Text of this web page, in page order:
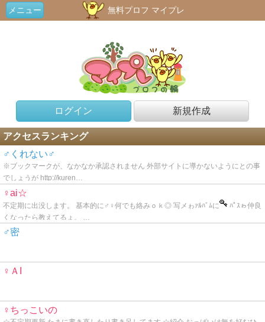
メニュー 無料プロフ マイプレ
ログイン 新規作成
アクセスランキング
♂くれない♂
※ブックマークが、なかなか承認されません 外部サイトに導かないようにとの事
でしょうが http://kuren…
♀ai☆
不定期に出没します。 基本的に♂♀何でも絡みｏｋ◎ 写メゎｧﾙﾊﾞﾑに
ﾊﾟｽゎ仲良
くなったら教えてるょ。 …
♂密
♀ＡI
♀ちっこいの